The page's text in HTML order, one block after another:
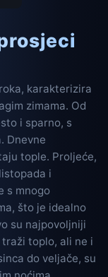
karakterizira
zimama. Od
i sparno, s
Dnevne
tople. Proljeće,
i
s mnogo
što je idealno
su najpovoljniji
toplo, ali ne i
do veljače, su